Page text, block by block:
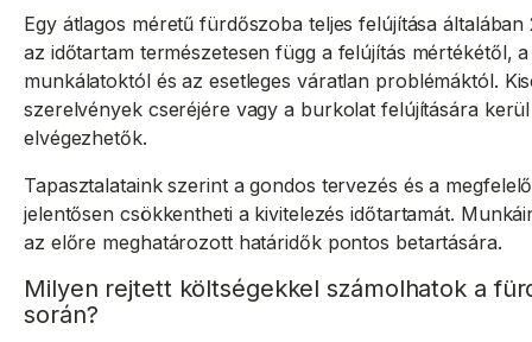
Egy átlagos méretű fürdőszoba teljes felújítása
az időtartam természetesen függ a felújítás mértékétől,
munkálatoktól és az esetleges váratlan problémáktól.
szerelvények cseréjére vagy a burkolat felújítására
elvégezhetők.
Tapasztalataink szerint a gondos tervezés és a
jelentősen csökkentheti a kivitelezés időtartamát.
az előre meghatározott határidők pontos betartására.
Milyen rejtett költségekkel számolhatok a
során?